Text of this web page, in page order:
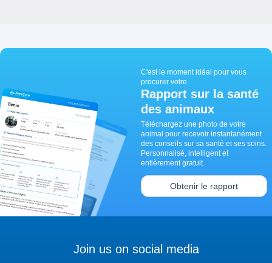
C'est le moment idéal pour vous
procurer votre
Rapport sur la santé
des animaux
Téléchargez une photo de votre
animal pour recevoir instantanément
des conseils sur sa santé et ses soins.
Personnalisé, intelligent et
entièrement gratuit.
Obtenir le rapport
Join us on social media